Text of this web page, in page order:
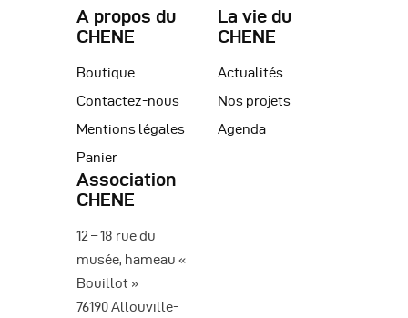
A propos du
CHENE
Boutique
Contactez-nous
Mentions légales
Panier
La vie du
CHENE
Actualités
Nos projets
Agenda
Association
CHENE
12 – 18 rue du
musée, hameau «
Bouillot »
76190 Allouville-